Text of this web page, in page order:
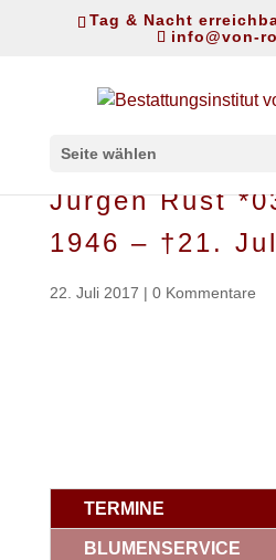
Tag & Nacht
info@von-
Seite wählen
Jürgen Rust
1946 – †21.
22. Juli 2017 | 0 Kommentare
TERMINE
BLUMENSERVICE